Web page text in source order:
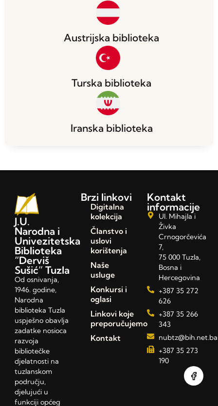
Austrijska biblioteka
Turska biblioteka
Iranska biblioteka
J.U.
Narodna i
Univezitetska
Biblioteka
“Derviš
Sušić” Tuzla
Od osnivanja,
1946. godine,
Narodna
biblioteka Tuzla
uspješno obavlja
zadatke nosioca
razvoja
bibliotečke
djelatnosti na
tuzlanskom
području,
djelujući u
funkciji općeg
Brzi linkovi
Digitalna
kolekcija
Članstvo i
uslovi
korištenja
Naše
usluge
Konkursi i
oglasi
Linkovi koje
preporučujemo
Kontakt
Kontakt
informacije
Ul. Mihajla i
Živka
Crnogorčevića
7,
75 000 Tuzla,
Bosna i
Hercegovina
+387 35 272
626
+387 35 266
343
nubtz@bih.net.ba
+387 35 273
190